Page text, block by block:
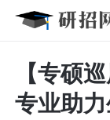
【专硕
专业助